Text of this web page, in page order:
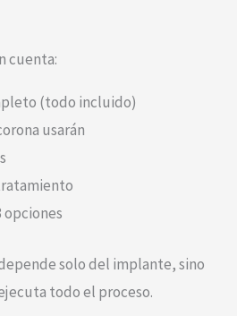
cuenta:
(todo incluido)
usarán
opciones
solo del implante, sino
todo el proceso.